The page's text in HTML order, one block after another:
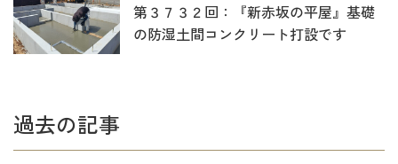
第３７３２回：『新赤坂の平屋』基礎
の防湿土間コンクリート打設です
過去の記事